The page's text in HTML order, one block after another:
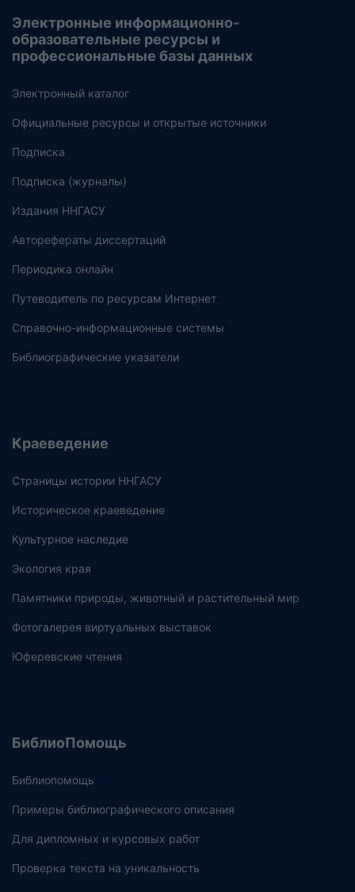
Электронные информационно-
образовательные ресурсы и
профессиональные базы данных
Электронный каталог
Официальные ресурсы и открытые источники
Подписка
Подписка (журналы)
Издания ННГАСУ
Авторефераты диссертаций
Периодика онлайн
Путеводитель по ресурсам Интернет
Справочно-информационные системы
Библиографические указатели
Краеведение
Страницы истории ННГАСУ
Историческое краеведение
Культурное наследие
Экология края
Памятники природы, животный и растительный мир
Фотогалерея виртуальных выставок
Юферевские чтения
БиблиоПомощь
Библиопомощь
Примеры библиографического описания
Для дипломных и курсовых работ
Проверка текста на уникальность